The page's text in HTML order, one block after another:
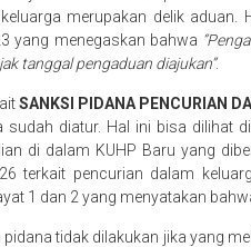
merupakan delik aduan.
yang menegaskan bahwa
tanggal pengaduan diajukan”.
SANKSI PIDANA PENCURIAN
sudah diatur. Hal ini bisa dilihat
di dalam KUHP Baru yang
terkait pencurian dalam
1 dan 2 yang menyatakan
pidanatidak dilakukan jika yang